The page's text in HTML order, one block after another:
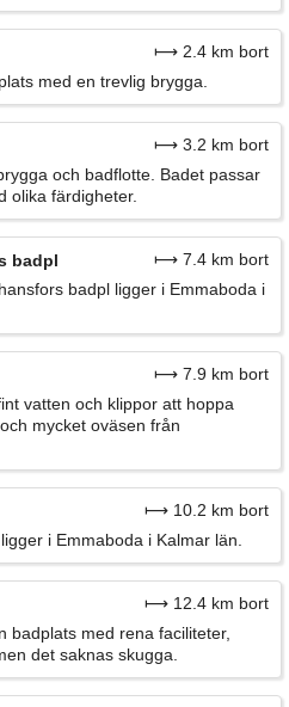
⟼ 2.4 km bort
med en trevlig brygga.
⟼ 3.2 km bort
och badflotte. Badet passar
olika färdigheter.
badpl
⟼ 7.4 km bort
badpl ligger i Emmaboda i
⟼ 7.9 km bort
vatten och klippor att hoppa
mycket oväsen från
⟼ 10.2 km bort
i Emmaboda i Kalmar län.
⟼ 12.4 km bort
badplats med rena faciliteter,
det saknas skugga.